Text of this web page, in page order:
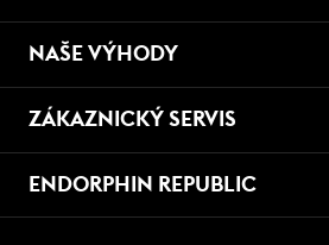
NAŠE VÝHODY
ZÁKAZNICKÝ SERVIS
ENDORPHIN REPUBLIC